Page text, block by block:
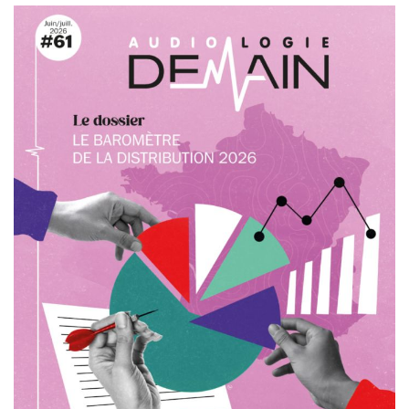
de ses données. Quels enseignements en
tirez-vous ?
C’est un parcours qui a commencé par l’analyse
big data des données audiologiques de plusieurs
dizaines de milliers de patients. Notre objectif
est de mieux comprendre les liens entre nos
pratiques dans nos centres et les résultats
obtenus par les patients, en termes
d’amélioration de leur compréhension, afin
d’optimiser notre approche audioprothétique.
Une première étude publiée en 2025 a permis
de mettre en évidence les principaux facteurs
prédictifs de l’efficacité du résultat prothétique,
notamment le choix de l’équipement,
l’observance du port et la qualité du stéréo-
équilibrage. Ces travaux ont constitué un socle